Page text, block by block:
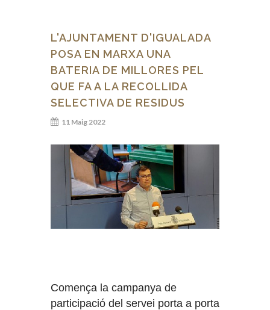
L'AJUNTAMENT D'IGUALADA
POSA EN MARXA UNA
BATERIA DE MILLORES PEL
QUE FA A LA RECOLLIDA
SELECTIVA DE RESIDUS
11 Maig 2022
Comença la campanya de
participació del servei porta a porta